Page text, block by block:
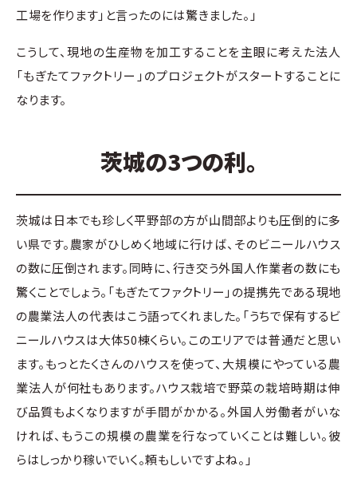
工場を作ります」と言ったのには驚きました。」
こうして、現地の生産物を加工することを主眼に考えた法人
「もぎたてファクトリー」のプロジェクトがスタートすることに
なります。
茨城の3つの利。
茨城は日本でも珍しく平野部の方が山間部よりも圧倒的に多
い県です。農家がひしめく地域に行けば、そのビニールハウス
の数に圧倒されます。同時に、行き交う外国人作業者の数にも
驚くことでしょう。「もぎたてファクトリー」の提携先である現地
の農業法人の代表はこう語ってくれました。「うちで保有するビ
ニールハウスは大体50棟くらい。このエリアでは普通だと思い
ます。もっとたくさんのハウスを使って、大規模にやっている農
業法人が何社もあります。ハウス栽培で野菜の栽培時期は伸
び品質もよくなりますが手間がかかる。外国人労働者がいな
ければ、もうこの規模の農業を行なっていくことは難しい。彼
らはしっかり稼いでいく。頼もしいですよね。」